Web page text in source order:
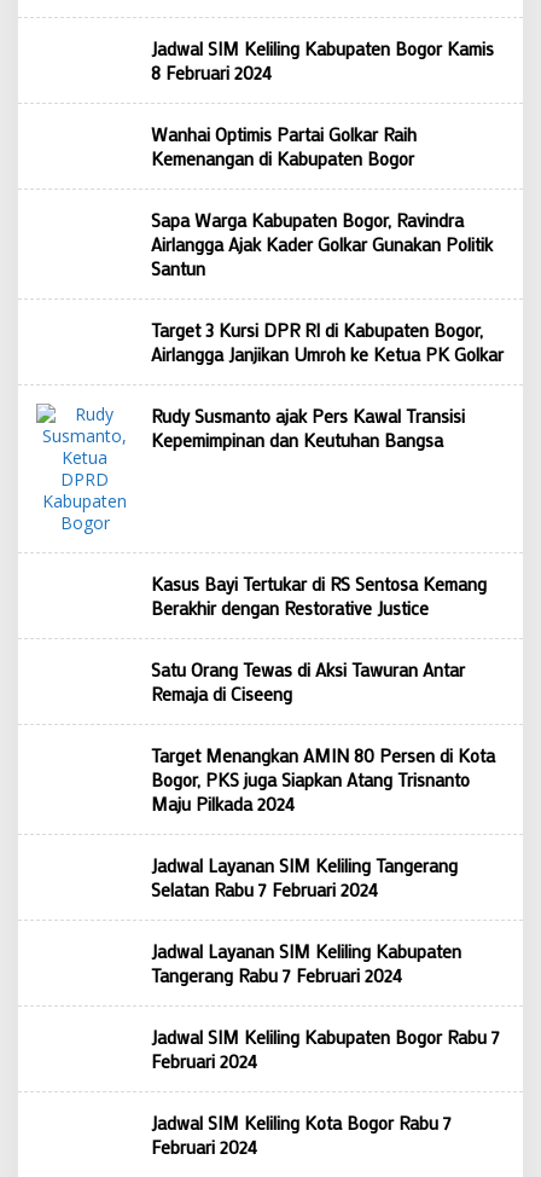
Jadwal SIM Keliling Kabupaten Bogor Kamis
8 Februari 2024
Wanhai Optimis Partai Golkar Raih
Kemenangan di Kabupaten Bogor
Sapa Warga Kabupaten Bogor, Ravindra
Airlangga Ajak Kader Golkar Gunakan Politik
Santun
Target 3 Kursi DPR RI di Kabupaten Bogor,
Airlangga Janjikan Umroh ke Ketua PK Golkar
Rudy Susmanto ajak Pers Kawal Transisi
Kepemimpinan dan Keutuhan Bangsa
Kasus Bayi Tertukar di RS Sentosa Kemang
Berakhir dengan Restorative Justice
Satu Orang Tewas di Aksi Tawuran Antar
Remaja di Ciseeng
Target Menangkan AMIN 80 Persen di Kota
Bogor, PKS juga Siapkan Atang Trisnanto
Maju Pilkada 2024
Jadwal Layanan SIM Keliling Tangerang
Selatan Rabu 7 Februari 2024
Jadwal Layanan SIM Keliling Kabupaten
Tangerang Rabu 7 Februari 2024
Jadwal SIM Keliling Kabupaten Bogor Rabu 7
Februari 2024
Jadwal SIM Keliling Kota Bogor Rabu 7
Februari 2024